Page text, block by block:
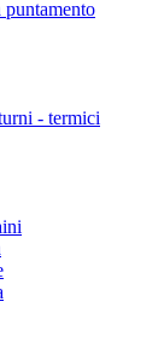
puntamento
- termici